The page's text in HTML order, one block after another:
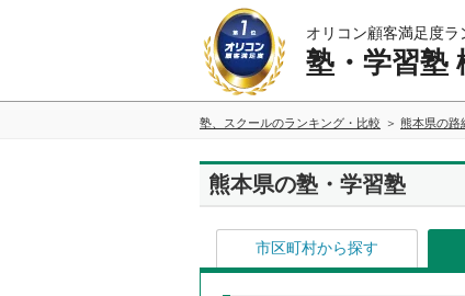
オリコン顧客満足度ラ
塾・学習塾
塾、スクールのランキング・比較 熊本県の路
熊本県の塾・学習塾
市区町村から探す